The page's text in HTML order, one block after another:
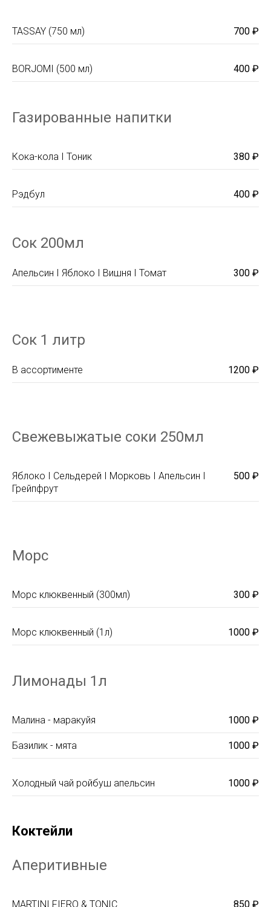
TASSAY (750 мл) 700 ₽
BORJOMI (500 мл) 400 ₽
Газированные напитки
Кока-кола I Тоник 380 ₽
Рэдбул 400 ₽
Сок 200мл
Апельсин I Яблоко I Вишня I Томат 300 ₽
Сок 1 литр
В ассортименте 1200 ₽
Свежевыжатые соки 250мл
Яблоко I Сельдерей I Морковь I Апельсин I
Грейпфрут
500 ₽
Морс
Морс клюквенный (300мл) 300 ₽
Морс клюквенный (1л) 1000 ₽
Лимонады 1л
Малина - маракуйя 1000 ₽
Базилик - мята 1000 ₽
Холодный чай ройбуш апельсин 1000 ₽
Коктейли
Аперитивные
MARTINI FIERO & TONIC 850 ₽